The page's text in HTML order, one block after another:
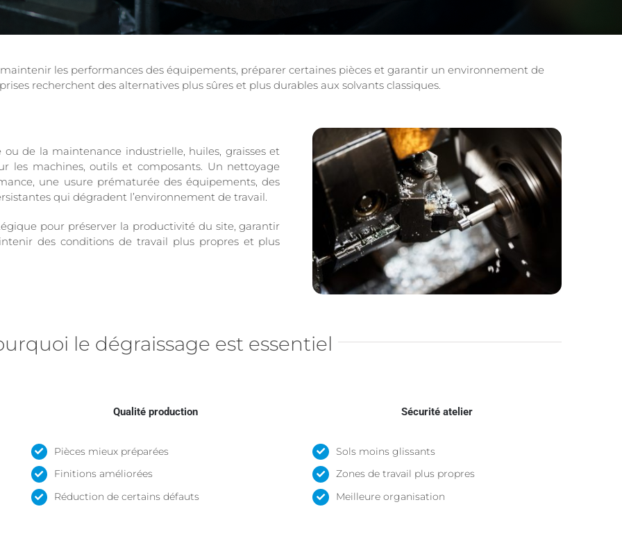
les performances des équipements, préparer certaines pièces et garantir un environnement de
recherchent des alternatives plus sûres et plus durables aux solvants classiques.
de la maintenance industrielle, huiles, graisses et
les machines, outils et composants. Un nettoyage
une usure prématurée des équipements, des
qui dégradent l’environnement de travail.
pour préserver la productivité du site, garantir
des conditions de travail plus propres et plus
le dégraissage est essentiel
Qualité production
Pièces mieux préparées
Finitions améliorées
Réduction de certains défauts
Sécurité atelier
Sols moins glissants
Zones de travail plus propres
Meilleure organisation